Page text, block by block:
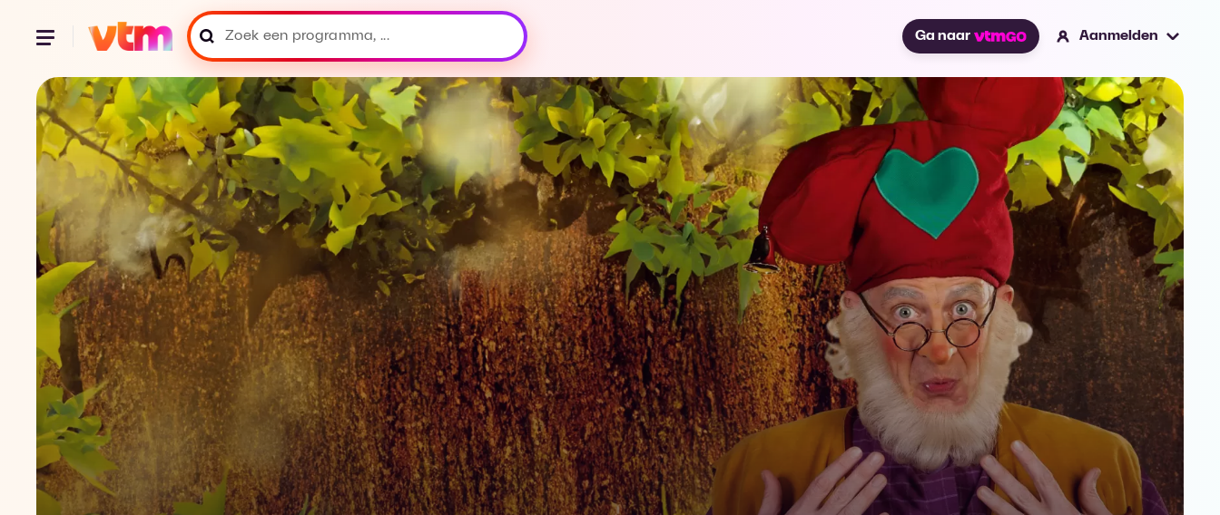
Oeps, browser niet ondersteund
Voor je onze programma's gaat ontdekken,
best je browser updaten of hieronder één
van de ondersteunde browsers
downloaden.
Google Chrome Download
Firefox Download
Safari Download
Microsoft Edge Download
Opera Download
Ga naar Aanmelden